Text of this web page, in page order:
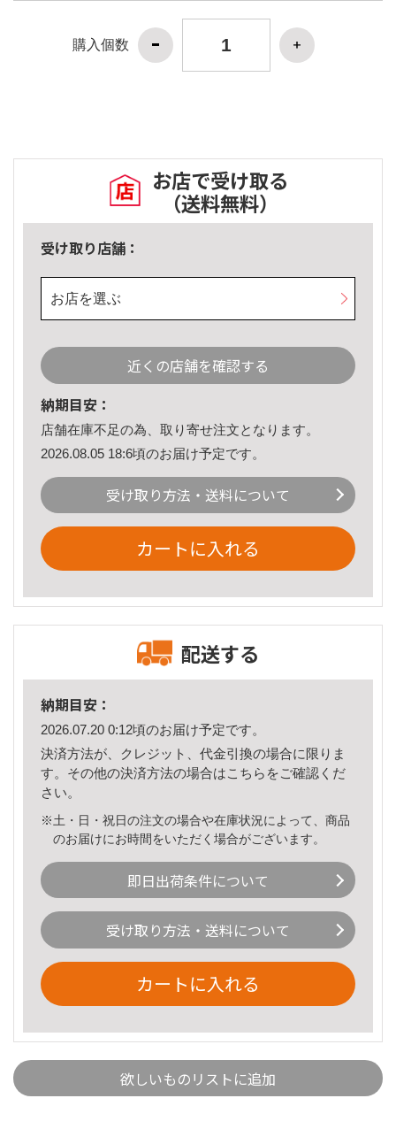
購入個数
お店で受け取る
（送料無料）
受け取り店舗：
お店を選ぶ
近くの店舗を確認する
納期目安：
店舗在庫不足の為、取り寄せ注文となります。
2026.08.05 18:6頃のお届け予定です。
受け取り方法・送料について
カートに入れる
配送する
納期目安：
2026.07.20 0:12頃のお届け予定です。
決済方法が、クレジット、代金引換の場合に限りま
す。その他の決済方法の場合はこちら をご確認くだ
さい。
※土・日・祝日の注文の場合や在庫状況によって、商品
のお届けにお時間をいただく場合がございます。
即日出荷条件について
受け取り方法・送料について
カートに入れる
欲しいものリストに追加